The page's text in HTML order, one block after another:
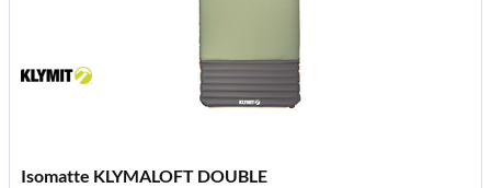
Isomatte KLYMALOFT DOUBLE